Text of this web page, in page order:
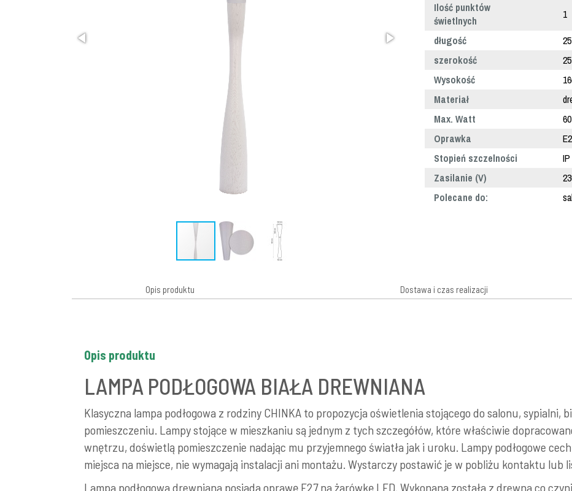
Ilość punktów
świetlnych
1
długość
szerokość
Wysokość
Materiał
Max. Watt
Oprawka
Stopień szczelności
Zasilanie (V)
Polecane do:
Opis produktu Dostawa i czas realizacji
Opis produktu
LAMPA PODŁOGOWA BIAŁA DREWNIANA
Klasyczna lampa podłogowa z rodziny CHINKA to propozycja oświetlenia stojącego do salonu, sypialni,
pomieszczeniu. Lampy stojące w mieszkaniu są jednym z tych szczegółów, które właściwie
wnętrzu, doświetlą pomieszczenie nadając mu przyjemnego światła jak i uroku. Lampy podłogowe
miejsca na miejsce, nie wymagają instalacji ani montażu. Wystarczy postawić je w pobliżu kontaktu lub
Lampa podłogowa drewniana posiada oprawę E27 na żarówkę LED. Wykonana została z drewna co